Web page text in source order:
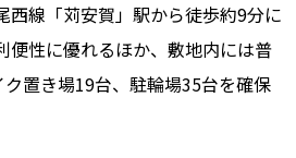
西線「苅安賀」駅から徒歩約9分に
便性に優れるほか、敷地内には普
置き場19台、駐輪場35台を確保